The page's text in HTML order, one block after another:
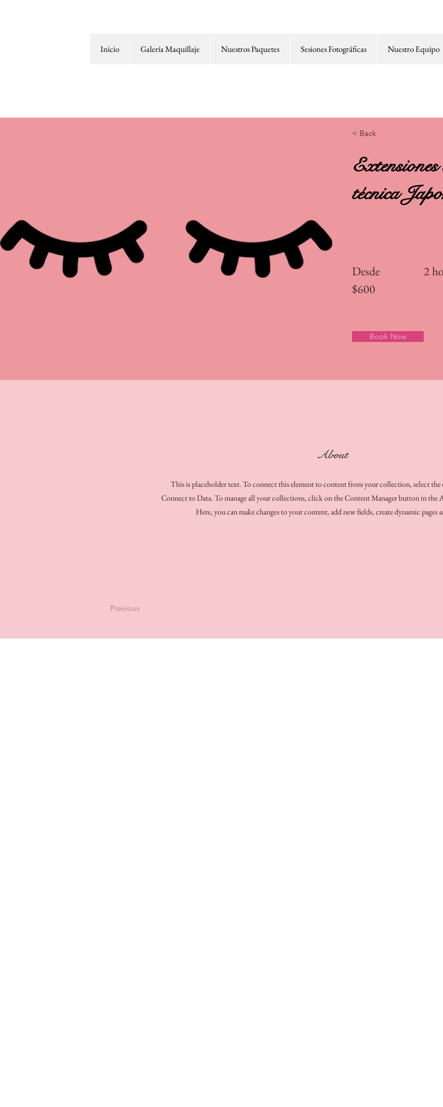
Inicio Galería Maquillaje Nuestros Paquetes Sesiones Fotográficas Nuestro Equipo
< Back
Extensiones
técnica
Desde
$600
2
Book Now
About
This is placeholder text. To connect this element to content from your collection, select the
Connect to Data. To manage all your collections, click on the Content Manager button in the
Here, you can make changes to your content, add new fields, create dynamic pages
Previous